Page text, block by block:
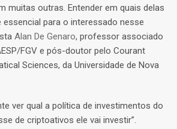
muitas outras. Entender em quais delas
para o interessado nesse
Alan De Genaro, professor associado
FGV e pós-doutor pelo Courant
Sciences, da Universidade de Nova
ver qual a política de investimentos do
de criptoativos ele vai investir”.